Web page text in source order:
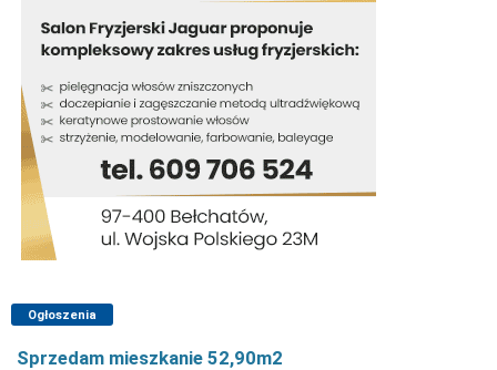
Ogłoszenia
Sprzedam mieszkanie 52,90m2